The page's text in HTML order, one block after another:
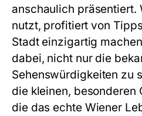
anschaulich präsentiert.
nutzt, profitiert von
Stadt einzigartig
dabei, nicht nur die
Sehenswürdigkeiten zu
die kleinen, besonderen
die das echte Wiener